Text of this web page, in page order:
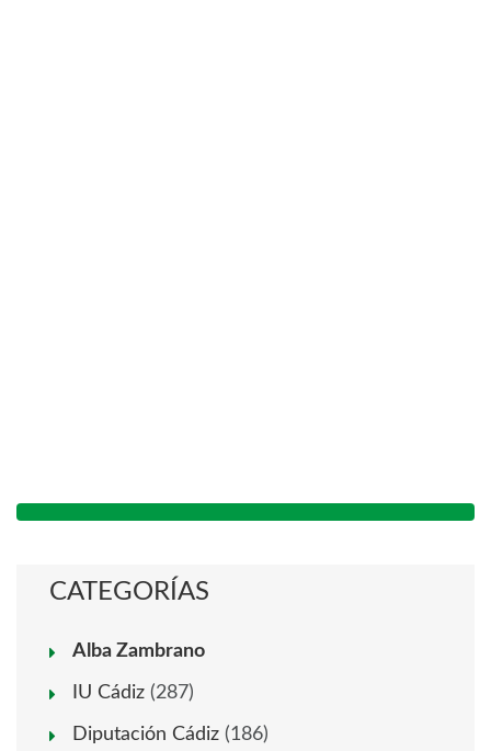
CATEGORÍAS
Alba Zambrano
IU Cádiz (287)
Diputación Cádiz (186)